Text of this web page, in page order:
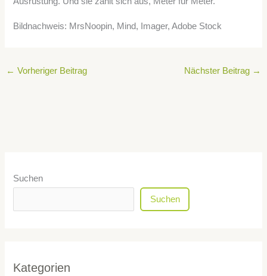
Bildnachweis: MrsNoopin, Mind, Imager, Adobe Stock
← Vorheriger Beitrag Nächster Beitrag →
Suchen
Suchen
Kategorien